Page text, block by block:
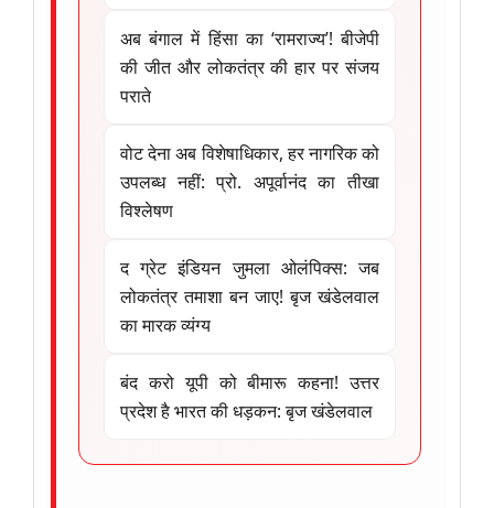
अब बंगाल में हिंसा का ‘रामराज्य’! बीजेपी
की जीत और लोकतंत्र की हार पर संजय
पराते
वोट देना अब विशेषाधिकार, हर नागरिक को
उपलब्ध नहीं: प्रो. अपूर्वानंद का तीखा
विश्लेषण
द ग्रेट इंडियन जुमला ओलंपिक्स: जब
लोकतंत्र तमाशा बन जाए! बृज खंडेलवाल
का मारक व्यंग्य
बंद करो यूपी को बीमारू कहना! उत्तर
प्रदेश है भारत की धड़कन: बृज खंडेलवाल